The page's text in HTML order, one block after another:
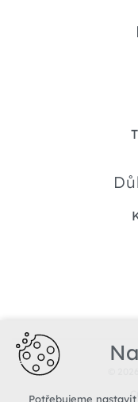
©
Potřebujeme